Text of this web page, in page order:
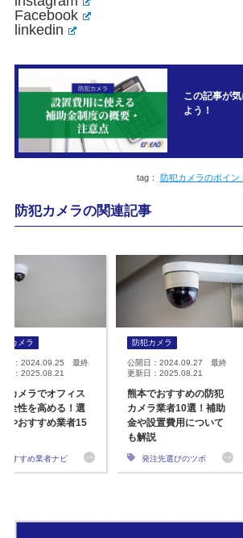
Facebook
linkedin
この記事が
よう！
防犯カメラのポイン
防犯カメラの関連記事
犯カメラ
日：2024.09.25 最終
日：2025.08.21
カメラでオフィス
全性を高める！選
やおすすめ業者15
おすすめ業者ナビ
防犯カメラ
公開日：2024.09.27 最終
更新日：2025.08.21
熊本でおすすめの防犯
カメラ業者10選！補助
金や設置費用について
も解説
発注先選びのツボ